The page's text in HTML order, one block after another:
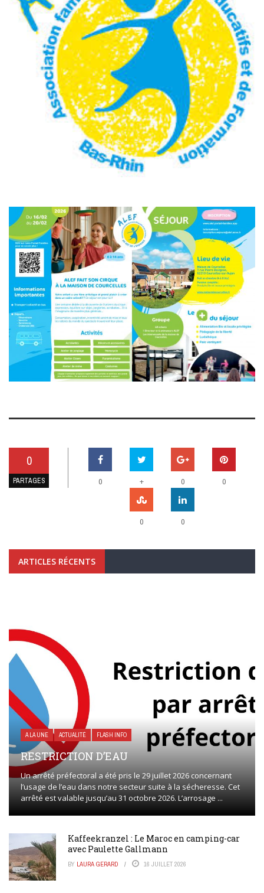
0
PARTAGES 0 + 0 0
0 0
ARTICLES RÉCENTS
A LA UNE ACTUALITÉ FLASH INFO
RESTRICTION D’EAU
Un arrêté préfectoral a été pris le 29 juillet 2026 concernant
l’usage de l’eau dans notre secteur suite à la sécheresse. Cet
arrêté est valable jusqu’au 31 octobre 2026. L’arrosage ...
Kaffeekranzel : Le Maroc en camping-car
avec Paulette Gallmann
BY LAURA GERARD 16 JUILLET 2026